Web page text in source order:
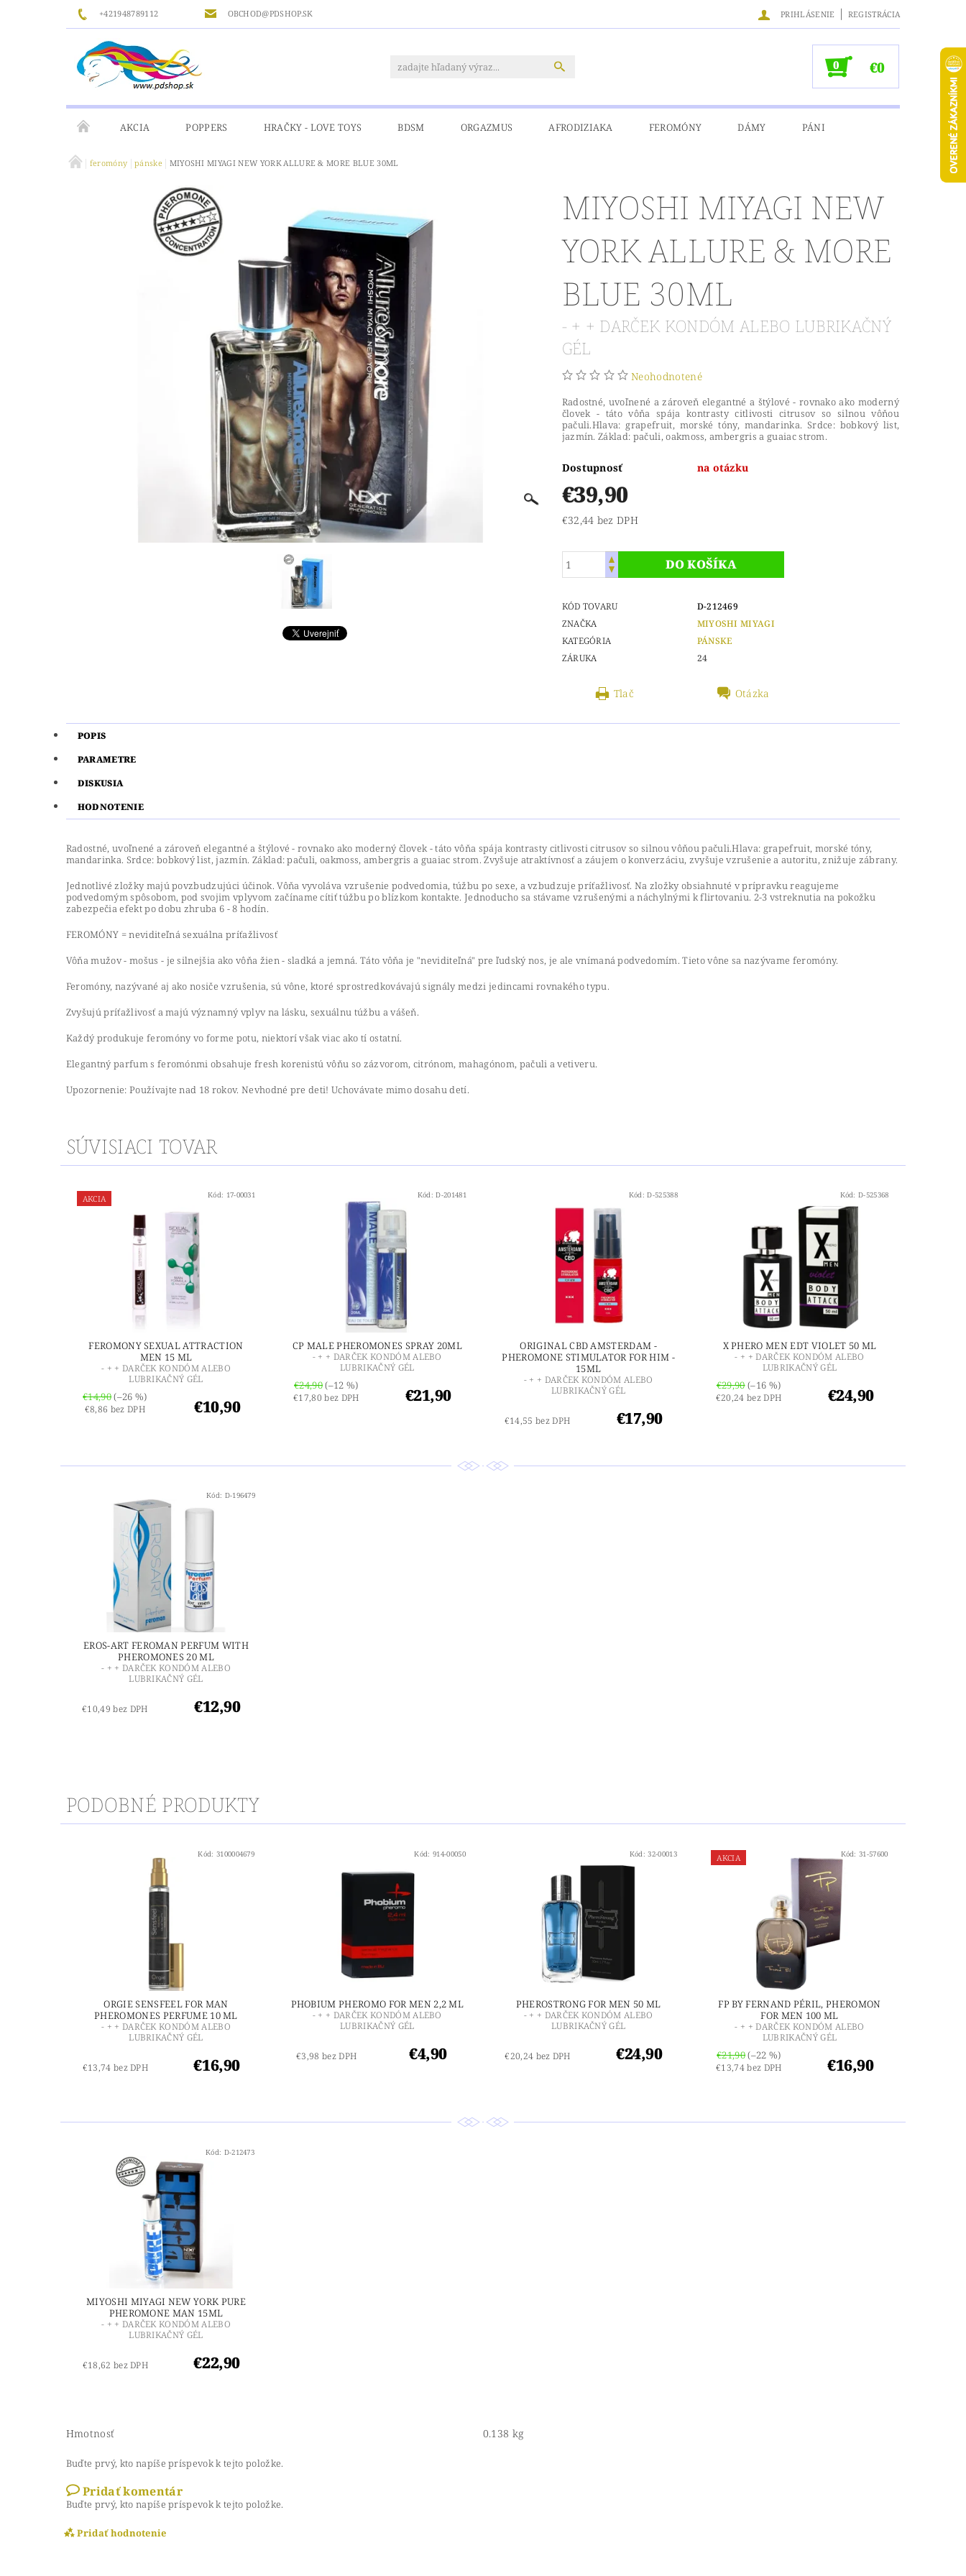
+421948789112 OBCHOD@PDSHOP.SK PRIHLÁSENIE | REGISTRÁCIA
0 €0
AKCIA POPPERS HRAČKY - LOVE TOYS BDSM ORGAZMUS AFRODIZIAKA FEROMÓNY DÁMY PÁNI
GÉLY MASÁŽ ČISTENIE A DEZINFIKÁCIA PRE MOLETKY
feromóny pánske MIYOSHI MIYAGI NEW YORK ALLURE & MORE BLUE 30ML
MIYOSHI MIYAGI NEW
YORK ALLURE & MORE
BLUE 30ML
- + + DARČEK KONDÓM ALEBO LUBRIKAČNÝ
GÉL
Neohodnotené
Radostné, uvoľnené a zároveň elegantné a štýlové - rovnako ako moderný
človek - táto vôňa spája kontrasty citlivosti citrusov so silnou vôňou
pačuli.Hlava: grapefruit, morské tóny, mandarinka. Srdce: bobkový list,
jazmín. Základ: pačuli, oakmoss, ambergris a guaiac strom.
Dostupnosť na otázku
€39,90
€32,44 bez DPH
KÓD TOVARU
D-212469
ZNAČKA
MIYOSHI MIYAGI
KATEGÓRIA
PÁNSKE
ZÁRUKA
24
Tlač Otázka
POPIS
PARAMETRE
DISKUSIA
HODNOTENIE
Radostné, uvoľnené a zároveň elegantné a štýlové - rovnako ako moderný človek - táto vôňa spája kontrasty citlivosti citrusov so silnou vôňou pačuli.Hlava: grapefruit, morské tóny,
mandarinka. Srdce: bobkový list, jazmín. Základ: pačuli, oakmoss, ambergris a guaiac strom. Zvyšuje atraktívnosť a záujem o konverzáciu, zvyšuje vzrušenie a autoritu, znižuje zábrany.
Jednotlivé zložky majú povzbudzujúci účinok. Vôňa vyvoláva vzrušenie podvedomia, túžbu po sexe, a vzbudzuje príťažlivosť. Na zložky obsiahnuté v prípravku reagujeme
podvedomým spôsobom, pod svojim vplyvom začíname cítiť túžbu po blízkom kontakte. Jednoducho sa stávame vzrušenými a náchylnými k flirtovaniu. 2-3 vstreknutia na pokožku
zabezpečia efekt po dobu zhruba 6 - 8 hodín.
FEROMÓNY = neviditeľná sexuálna príťažlivosť
Vôňa mužov - mošus - je silnejšia ako vôňa žien - sladká a jemná. Táto vôňa je "neviditeľná" pre ľudský nos, je ale vnímaná podvedomím. Tieto vône sa nazývame feromóny.
Feromóny, nazývané aj ako nosiče vzrušenia, sú vône, ktoré sprostredkovávajú signály medzi jedincami rovnakého typu.
Zvyšujú príťažlivosť a majú významný vplyv na lásku, sexuálnu túžbu a vášeň.
Každý produkuje feromóny vo forme potu, niektorí však viac ako tí ostatní.
Elegantný parfum s feromónmi obsahuje fresh korenistú vôňu so zázvorom, citrónom, mahagónom, pačuli a vetiveru.
Upozornenie: Používajte nad 18 rokov. Nevhodné pre deti! Uchovávate mimo dosahu detí.
SÚVISIACI TOVAR
AKCIA Kód: 17-00031
FEROMONY SEXUAL ATTRACTION
MEN 15 ML
- + + DARČEK KONDÓM ALEBO
LUBRIKAČNÝ GÉL
€14,90(–26 %)
€8,86 bez DPH €10,90
Kód:D-201481
CP MALE PHEROMONES SPRAY 20ML
- + + DARČEK KONDÓM ALEBO
LUBRIKAČNÝ GÉL
€24,90(–12 %)
€17,80 bez DPH €21,90
Kód:D-525388
ORIGINAL CBD AMSTERDAM -
PHEROMONE STIMULATOR FOR HIM -
15ML
- + + DARČEK KONDÓM ALEBO
LUBRIKAČNÝ GÉL
€14,55 bez DPH €17,90
Kód:D-525368
X PHERO MEN EDT VIOLET 50 ML
- + + DARČEK KONDÓM ALEBO
LUBRIKAČNÝ GÉL
€29,90(–16 %)
€20,24 bez DPH €24,90
Kód: D-196479
EROS-ART FEROMAN PERFUM WITH
PHEROMONES 20 ML
- + + DARČEK KONDÓM ALEBO
LUBRIKAČNÝ GÉL
€10,49 bez DPH €12,90
PODOBNÉ PRODUKTY
Kód: 3100004679
ORGIE SENSFEEL FOR MAN
PHEROMONES PERFUME 10 ML
- + + DARČEK KONDÓM ALEBO
LUBRIKAČNÝ GÉL
€13,74 bez DPH €16,90
Kód:914-00050
PHOBIUM PHEROMO FOR MEN 2,2 ML
- + + DARČEK KONDÓM ALEBO
LUBRIKAČNÝ GÉL
€3,98 bez DPH €4,90
Kód:32-00013
PHEROSTRONG FOR MEN 50 ML
- + + DARČEK KONDÓM ALEBO
LUBRIKAČNÝ GÉL
€20,24 bez DPH €24,90
AKCIA Kód:31-57600
FP BY FERNAND PÉRIL, PHEROMON
FOR MEN 100 ML
- + + DARČEK KONDÓM ALEBO
LUBRIKAČNÝ GÉL
€21,90(–22 %)
€13,74 bez DPH €16,90
Kód: D-212473
MIYOSHI MIYAGI NEW YORK PURE
PHEROMONE MAN 15ML
- + + DARČEK KONDÓM ALEBO
LUBRIKAČNÝ GÉL
€18,62 bez DPH €22,90
Hmotnosť 0.138 kg
Buďte prvý, kto napíše príspevok k tejto položke.
Pridať komentár
Buďte prvý, kto napíše príspevok k tejto položke.
Pridať hodnotenie